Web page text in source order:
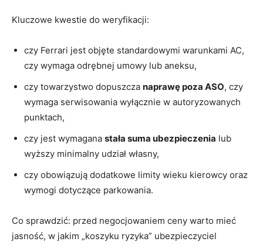
Kluczowe kwestie do weryfikacji:
czy Ferrari jest objęte standardowymi warunkami AC,
czy wymaga odrębnej umowy lub aneksu,
czy towarzystwo dopuszcza naprawę poza ASO, czy
wymaga serwisowania wyłącznie w autoryzowanych
punktach,
czy jest wymagana stała suma ubezpieczenia lub
wyższy minimalny udział własny,
czy obowiązują dodatkowe limity wieku kierowcy oraz
wymogi dotyczące parkowania.
Co sprawdzić: przed negocjowaniem ceny warto mieć
jasność, w jakim „koszyku ryzyka” ubezpieczyciel